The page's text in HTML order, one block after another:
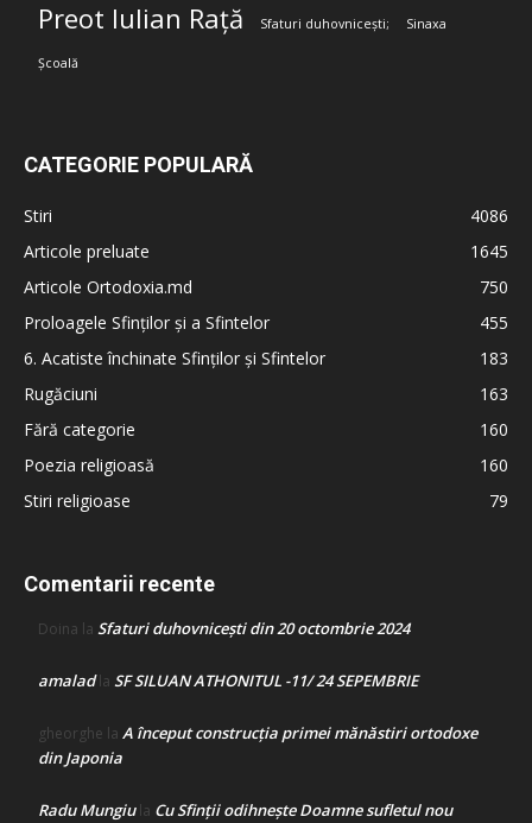
Preot Iulian Rață Sfaturi duhovnicești; Sinaxa
Școală
CATEGORIE POPULARĂ
Stiri
4086
Articole preluate
1645
Articole Ortodoxia.md
750
Proloagele Sfinților și a Sfintelor
455
6. Acatiste închinate Sfinților și Sfintelor
183
Rugăciuni
163
Fără categorie
160
Poezia religioasă
160
Stiri religioase
79
Comentarii recente
Doina la Sfaturi duhovnicești din 20 octombrie 2024
amaladla SF SILUAN ATHONITUL -11/ 24 SEPEMBRIE
gheorghe la A început construcţia primei mănăstiri ortodoxe
din Japonia
Radu Mungiula Cu Sfinții odihnește Doamne sufletul nou